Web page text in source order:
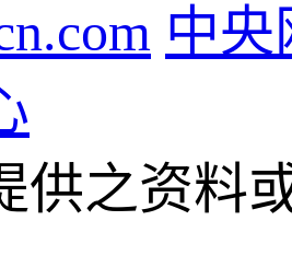
中
供之资料